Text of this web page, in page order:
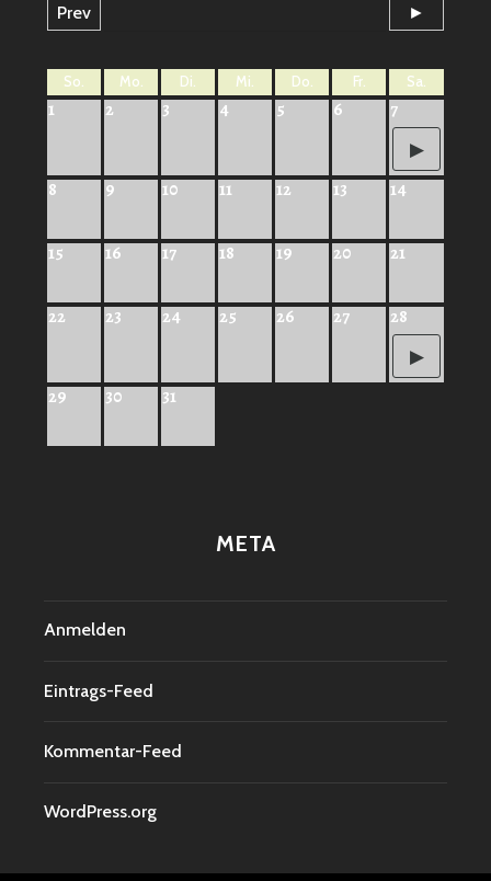
Prev
►
So. Mo. Di. Mi. Do. Fr. Sa.
1 2 3 4 5 6 7
8 9 10 11 12 13 14
15 16 17 18 19 20 21
22 23 24 25 26 27 28
29 30 31
META
Anmelden
Eintrags-Feed
Kommentar-Feed
WordPress.org